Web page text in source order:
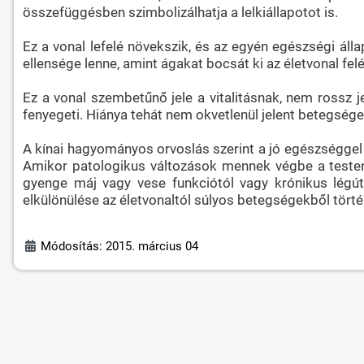
összefüggésben szimbolizálhatja a lelkiállapotot is.
Ez a vonal lefelé növekszik, és az egyén egészségi
ellensége lenne, amint ágakat bocsát ki az életvonal
Ez a vonal szembetűnő jele a vitalitásnak, nem rossz
fenyegeti. Hiánya tehát nem okvetlenül jelent
A kínai hagyományos orvoslás szerint a jó
Amikor patologikus változások mennek végbe a
gyenge máj vagy vese funkciótól vagy krónikus
elkülönülése az életvonaltól súlyos betegségekből
Módosítás: 2015. március 04